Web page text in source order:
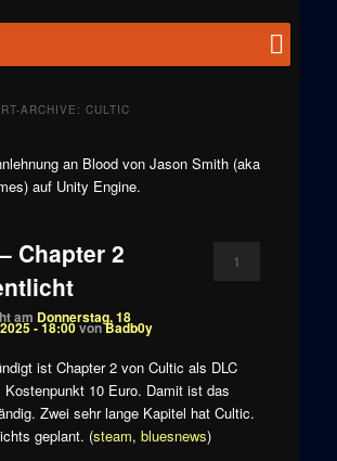
ARCHIVE: CULTIC
an Blood von Jason Smith (aka
auf Unity Engine.
Chapter 2
am Donnerstag, 18
- 18:00vonBadb0y
1
ist Chapter 2 von Cultic als DLC
Kostenpunkt 10 Euro. Damit ist das
Zwei sehr lange Kapitel hat Cultic.
geplant. (steam, bluesnews)